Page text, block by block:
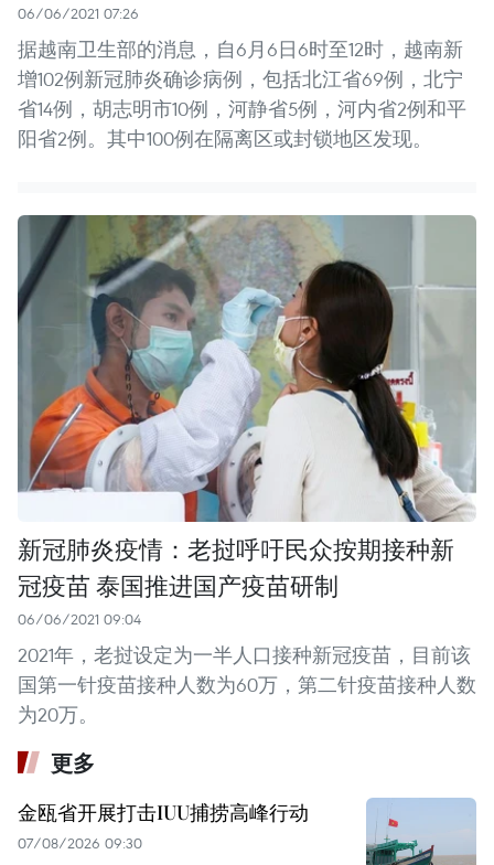
06/06/2021 07:26
据越南卫生部的消息，自6月6日6时至12时，越南新
增102例新冠肺炎确诊病例，包括北江省69例，北宁
省14例，胡志明市10例，河静省5例，河内省2例和平
阳省2例。其中100例在隔离区或封锁地区发现。
新冠肺炎疫情：老挝呼吁民众按期接种新
冠疫苗 泰国推进国产疫苗研制
06/06/2021 09:04
2021年，老挝设定为一半人口接种新冠疫苗，目前该
国第一针疫苗接种人数为60万，第二针疫苗接种人数
为20万。
更多
金瓯省开展打击IUU捕捞高峰行动
07/08/2026 09:30